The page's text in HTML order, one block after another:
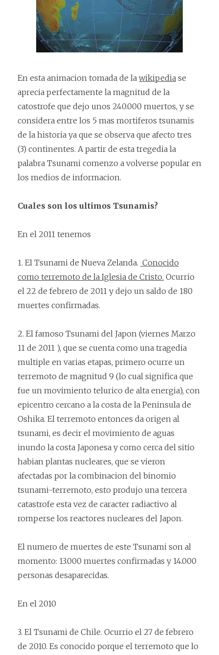
En esta animacion tomada de la wikipedia se
aprecia perfectamente la magnitud de la
catostrofe que dejo unos 240.000 muertos, y se
considera entre los 5 mas mortiferos tsunamis
de la historia ya que se observa que afecto tres
(3) continentes. A partir de esta tregedia la
palabra Tsunami comenzo a volverse popular en
los medios de informacion.
Cuales son los ultimos Tsunamis?
En el 2011 tenemos
1. El Tsunami de Nueva Zelanda. Conocido
como terremoto de la Iglesia de Cristo. Ocurrio
el 22 de febrero de 2011 y dejo un saldo de 180
muertes confirmadas.
2. El famoso Tsunami del Japon (viernes Marzo
11 de 2011 ), que se cuenta como una tragedia
multiple en varias etapas, primero ocurre un
terremoto de magnitud 9 (lo cual significa que
fue un movimiento telurico de alta energia), con
epicentro cercano a la costa de la Peninsula de
Oshika. El terremoto entonces da origen al
tsunami, es decir el movimiento de aguas
inundo la costa Japonesa y como cerca del sitio
habian plantas nucleares, que se vieron
afectadas por la combinacion del binomio
tsunami-terremoto, esto produjo una tercera
catastrofe esta vez de caracter radiactivo al
romperse los reactores nucleares del Japon.
El numero de muertes de este Tsunami son al
momento: 13.000 muertes confirmadas y 14.000
personas desaparecidas.
En el 2010
3. El Tsunami de Chile. Ocurrio el 27 de febrero
de 2010. Es conocido porque el terremoto que lo